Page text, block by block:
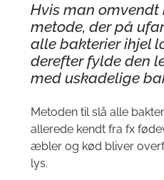
Hvis man omvendt
metode, der på
alle bakterier ihjel
derefter fylde den
med uskadelige
Metoden til slå alle
allerede kendt fra fx
æbler og kød bliver
lys.